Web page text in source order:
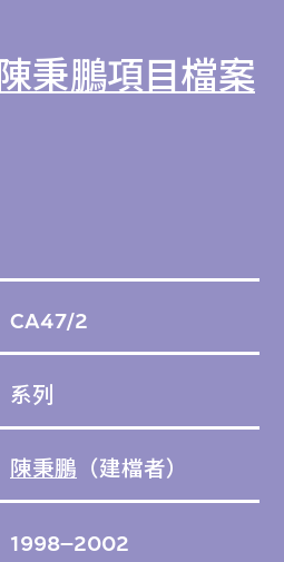
陳秉鵬項目檔案
CA47/2
系列
陳秉鵬 （建檔者）
1998–2002